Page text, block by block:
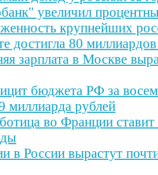
увеличил
крупнейших
достигла 80
зарплата в Москве
бюджета РФ за
миллиарда рублей
во Франции
в России вырастут